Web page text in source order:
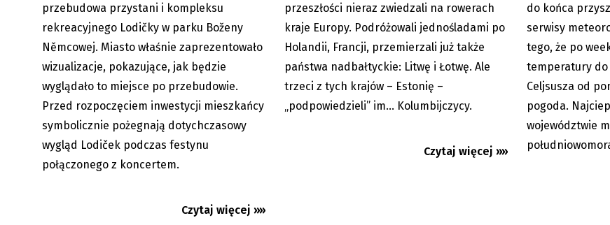
przebudowa przystani i kompleksu
rekreacyjnego Lodičky w parku Boženy
Němcowej. Miasto właśnie zaprezentowało
wizualizacje, pokazujące, jak będzie
wyglądało to miejsce po przebudowie.
Przed rozpoczęciem inwestycji mieszkańcy
symbolicznie pożegnają dotychczasowy
wygląd Lodiček podczas festynu
połączonego z koncertem.
Czytaj więcej »»
przeszłości nieraz zwiedzali na rowerach
kraje Europy. Podróżowali jednośladami po
Holandii, Francji, przemierzali już także
państwa nadbałtyckie: Litwę i Łotwę. Ale
trzeci z tych krajów – Estonię –
„podpowiedzieli” im... Kolumbijczycy.
Czytaj więcej »»
do końca
serwisy
tego, że po
temperatury do
Celjsusza od
pogoda.
województwie